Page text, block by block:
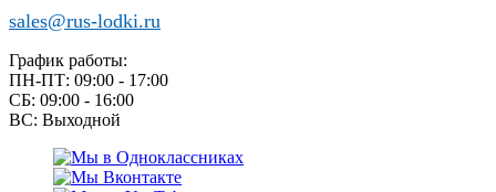
sales@rus-lodki.ru
График работы:
ПН-ПТ: 09:00 - 17:00
СБ: 09:00 - 16:00
ВС: Выходной